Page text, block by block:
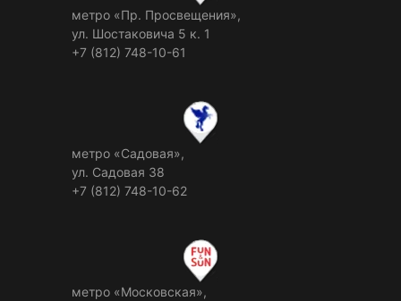
метро «Пр. Просвещения»,
ул. Шостаковича 5 к. 1
+7 (812) 748-10-61
метро «Садовая»,
ул. Садовая 38
+7 (812) 748-10-62
метро «Московская»,